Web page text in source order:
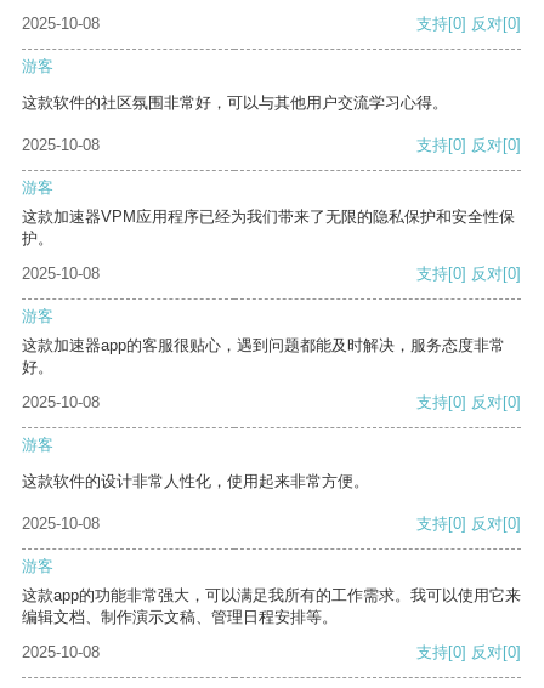
2025-10-08
支持[0] 反对[0]
游客
这款软件的社区氛围非常好，可以与其他用户交流学习心得。
2025-10-08 支持[0] 反对[0]
游客
这款加速器VPM应用程序已经为我们带来了无限的隐私保护和安全性保
护。
2025-10-08
支持[0] 反对[0]
游客
这款加速器app的客服很贴心，遇到问题都能及时解决，服务态度非常
好。
2025-10-08
支持[0] 反对[0]
游客
这款软件的设计非常人性化，使用起来非常方便。
2025-10-08 支持[0] 反对[0]
游客
这款app的功能非常强大，可以满足我所有的工作需求。我可以使用它来
编辑文档、制作演示文稿、管理日程安排等。
2025-10-08
支持[0] 反对[0]